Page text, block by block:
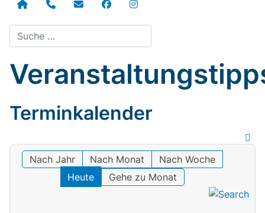
Suchen
Terminkalender
Nach Jahr Nach Monat
Nach Woche
Heute
Gehe zu Monat